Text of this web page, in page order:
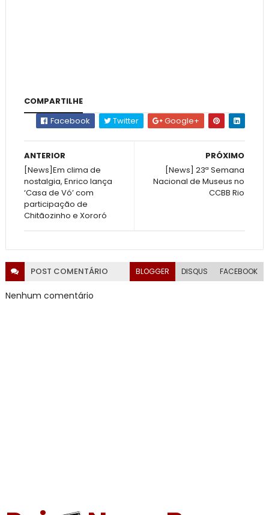
COMPARTILHE
Facebook
Twitter Google+
PRÓXIMO
[News] 23ª Semana
Nacional de Museus no
CCBB Rio
ANTERIOR
[News]Em clima de
nostalgia, Enrico lança
‘Casa de Vó’ com
participação de
Chitãozinho e Xororó
POST COMENTÁRIO BLOGGER DISQUS FACEBOOK
Nenhum comentário